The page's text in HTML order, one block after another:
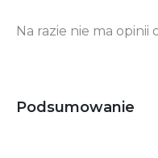
Na razie nie ma opinii
Podsumowanie